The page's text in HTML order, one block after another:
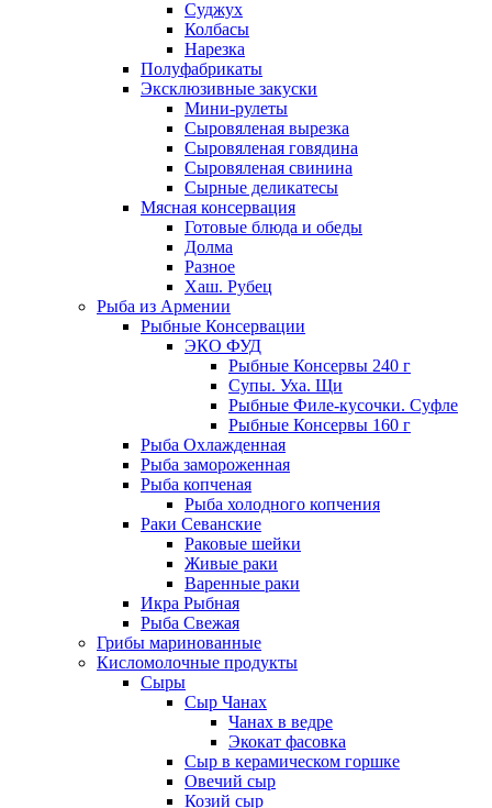
Суджух
Колбасы
Нарезка
Полуфабрикаты
Эксклюзивные закуски
Мини-рулеты
Сыровяленая вырезка
Сыровяленая говядина
Сыровяленая свинина
Сырные деликатесы
Мясная консервация
Готовые блюда и обеды
Долма
Разное
Хаш. Рубец
Рыба из Армении
Рыбные Консервации
ЭКО ФУД
Рыбные Консервы 240 г
Супы. Уха. Щи
Рыбные Филе-кусочки. Суфле
Рыбные Консервы 160 г
Рыба Охлажденная
Рыба замороженная
Рыба копченая
Рыба холодного копчения
Раки Севанские
Раковые шейки
Живые раки
Варенные раки
Икра Рыбная
Рыба Свежая
Грибы маринованные
Кисломолочные продукты
Сыры
Сыр Чанах
Чанах в ведре
Экокат фасовка
Сыр в керамическом горшке
Овечий сыр
Козий сыр